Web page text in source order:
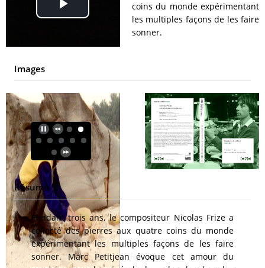
Play
Video
coins du monde expérimentant
les multiples façons de les faire
sonner.
Images
Résumé
Pendant trois ans, le compositeur Nicolas Frize a
collecté des pierres aux quatre coins du monde
expérimentant les multiples façons de les faire
sonner. Marc Petitjean évoque cet amour du